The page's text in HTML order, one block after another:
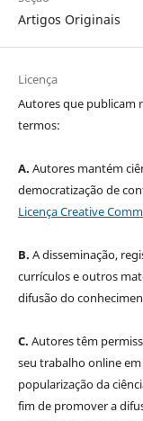
Artigos Originais
Licença
Autores que publicam
termos:
A. Autores mantém
democratização de
Licença Creative
B. A disseminação,
currículos e outros
difusão do
C. Autores têm
seu trabalho online
popularização da
fim de promover a